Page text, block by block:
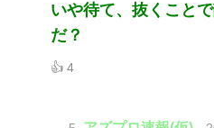
いや待て、抜くこと
だ？
👍 4